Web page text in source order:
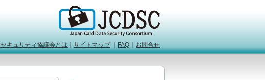
キュリティ協議会とは サイトマップ｜ FAQ お問合せ